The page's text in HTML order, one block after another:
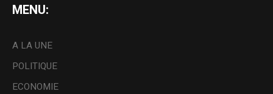
MENU:
A LA UNE
POLITIQUE
ECONOMIE